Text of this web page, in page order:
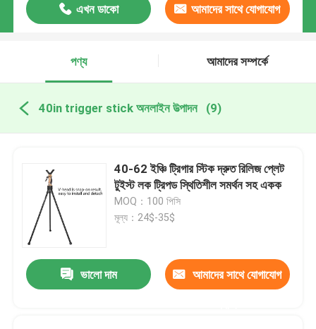
এখন ডাকো আমাদের সাথে যোগাযোগ
পণ্য
আমাদের সম্পর্কে
40in trigger stick অনলাইন উত্পাদন (9)
40-62 ইঞ্চি ট্রিগার স্টিক দ্রুত রিলিজ প্লেট
টুইস্ট লক ট্রিপড স্থিতিশীল সমর্থন সহ একক
MOQ：100 পিসি
মূল্য：24$-35$
ভালো দাম আমাদের সাথে যোগাযোগ